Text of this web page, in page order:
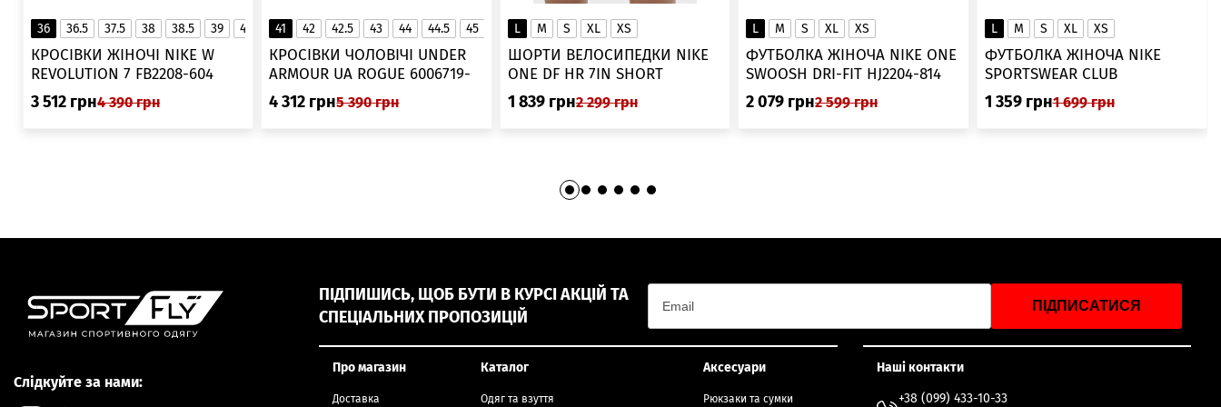
36 36.5 37.5 38 38.5 39 40 40.5
41
▲
КРОСІВКИ ЖІНОЧІ NIKE W
REVOLUTION 7 FB2208-604
3 512 грн4 390 грн
41 42 42.5 43 44 44.5 45 45.5
46
▲
КРОСІВКИ ЧОЛОВІЧІ UNDER
ARMOUR UA ROGUE 6006719-
025
4 312 грн5 390 грн
L M S XL XS
ШОРТИ ВЕЛОСИПЕДКИ NIKE
ONE DF HR 7IN SHORT
DV9022-010
1 839 грн2 299 грн
L M S XL XS
ФУТБОЛКА ЖІНОЧА NIKE ONE
SWOOSH DRI-FIT HJ2204-814
2 079 грн2 599 грн
L M S XL XS
ФУТБОЛКА ЖІНОЧА NIKE
SPORTSWEAR CLUB
ESSENTIALS DX7902-286
1 359 грн1 699 грн
Слідкуйте за нами:
ПІДПИШИСЬ, ЩОБ БУТИ В КУРСІ АКЦІЙ ТА
СПЕЦІАЛЬНИХ ПРОПОЗИЦІЙ
ПІДПИСАТИСЯ
Про магазин
Доставка
Каталог
Одяг та взуття
Аксесуари
Рюкзаки та сумки
Наші контакти
+38 (099) 433-10-33